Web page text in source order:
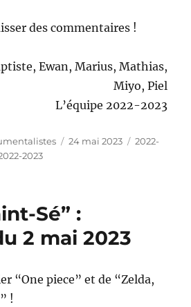
des commentaires !
Ewan, Marius, Mathias,
Miyo, Piel
L’équipe 2022-2023
Publié
24 mai 2023 Catégories
2022-
2023
Sé” :
2 mai 2023
“One piece” et de “Zelda,
!